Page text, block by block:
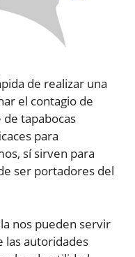
de realizar una
el contagio de
de tapabocas
para
sí sirven para
ser portadores del
nos pueden servir
las autoridades